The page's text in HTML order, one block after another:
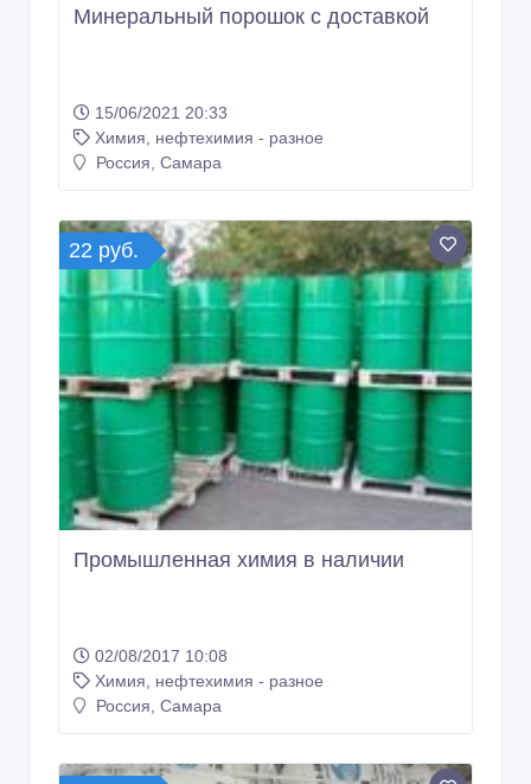
Минеральный порошок с доставкой
15/06/2021 20:33
Химия, нефтехимия - разное
Россия, Самара
22 руб.
Промышленная химия в наличии
02/08/2017 10:08
Химия, нефтехимия - разное
Россия, Самара